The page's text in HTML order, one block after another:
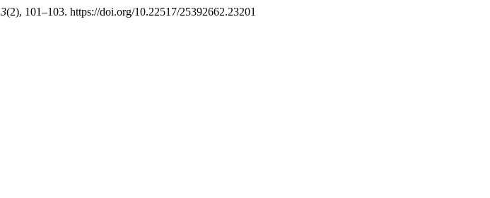
3(2), 101–103. https://doi.org/10.22517/25392662.23201